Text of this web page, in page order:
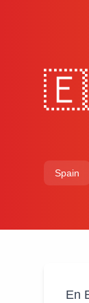
Spain
En